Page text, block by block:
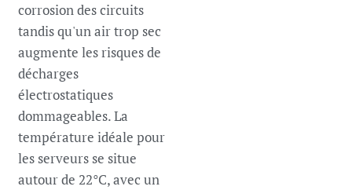
corrosion des circuits
tandis qu'un air trop sec
augmente les risques de
décharges
électrostatiques
dommageables. La
température idéale pour
les serveurs se situe
autour de 22°C, avec un